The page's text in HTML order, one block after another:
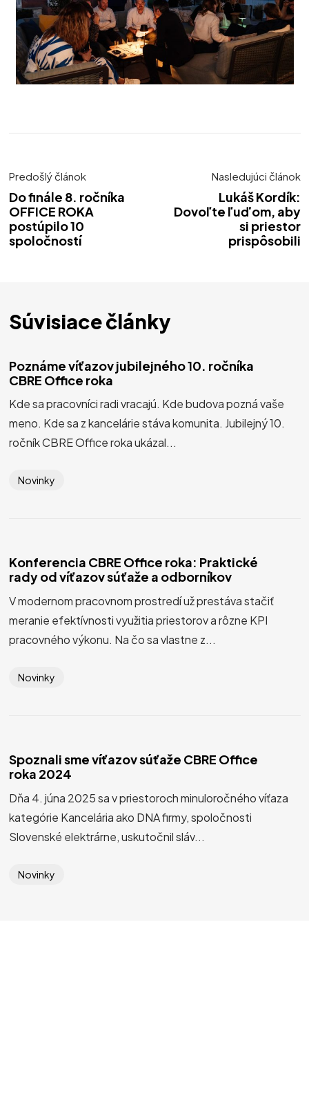
Predošlý článok
Do finále 8. ročníka
OFFICE ROKA
postúpilo 10
spoločností
Nasledujúci článok
Lukáš Kordík:
Dovoľte ľuďom, aby
si priestor
prispôsobili
Súvisiace články
Poznáme víťazov jubilejného 10. ročníka
CBRE Office roka
Kde sa pracovníci radi vracajú. Kde budova pozná vaše
meno. Kde sa z kancelárie stáva komunita. Jubilejný 10.
ročník CBRE Office roka ukázal...
Novinky
Konferencia CBRE Office roka: Praktické
rady od víťazov súťaže a odborníkov
V modernom pracovnom prostredí už prestáva stačiť
meranie efektívnosti využitia priestorov a rôzne KPI
pracovného výkonu. Na čo sa vlastne z...
Novinky
Spoznali sme víťazov súťaže CBRE Office
roka 2024
Dňa 4. júna 2025 sa v priestoroch minuloročného víťaza
kategórie Kancelária ako DNA firmy, spoločnosti
Slovenské elektrárne, uskutočnil sláv...
Novinky